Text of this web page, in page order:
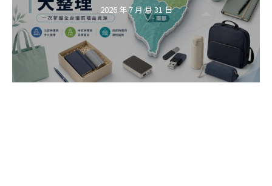
2026 年 7 月 月 31 日